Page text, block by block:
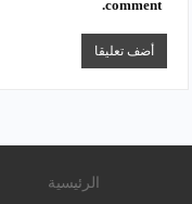
comment.
الرئيسية